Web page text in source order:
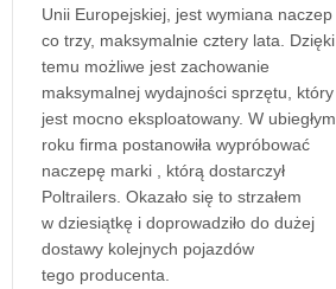
Unii Europejskiej, jest wymiana naczep
co trzy, maksymalnie cztery lata. Dzięki
temu możliwe jest zachowanie
maksymalnej wydajności sprzętu, który
jest mocno eksploatowany. W ubiegłym
roku firma postanowiła wypróbować
naczepę marki , którą dostarczył
Poltrailers. Okazało się to strzałem
w dziesiątkę i doprowadziło do dużej
dostawy kolejnych pojazdów
tego producenta.